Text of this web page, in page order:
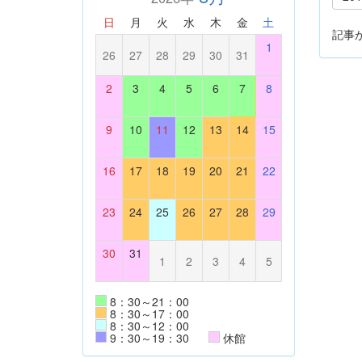
記事
日 月 火 水 木 金 土
26 27 28 29 30 31 1
2 3 4 5 6 7 8
9 10 11 12 13 14 15
16 17 18 19 20 21 22
23 24 25 26 27 28 29
30 31 1 2 3 4 5
8：30～21：00
8：30～17：00
8：30～12：00
9：30～19：30 休館